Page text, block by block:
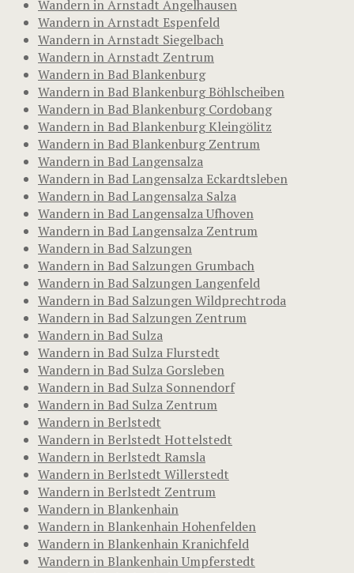
Wandern in Arnstadt Angelhausen
Wandern in Arnstadt Espenfeld
Wandern in Arnstadt Siegelbach
Wandern in Arnstadt Zentrum
Wandern in Bad Blankenburg
Wandern in Bad Blankenburg Böhlscheiben
Wandern in Bad Blankenburg Cordobang
Wandern in Bad Blankenburg Kleingölitz
Wandern in Bad Blankenburg Zentrum
Wandern in Bad Langensalza
Wandern in Bad Langensalza Eckardtsleben
Wandern in Bad Langensalza Salza
Wandern in Bad Langensalza Ufhoven
Wandern in Bad Langensalza Zentrum
Wandern in Bad Salzungen
Wandern in Bad Salzungen Grumbach
Wandern in Bad Salzungen Langenfeld
Wandern in Bad Salzungen Wildprechtroda
Wandern in Bad Salzungen Zentrum
Wandern in Bad Sulza
Wandern in Bad Sulza Flurstedt
Wandern in Bad Sulza Gorsleben
Wandern in Bad Sulza Sonnendorf
Wandern in Bad Sulza Zentrum
Wandern in Berlstedt
Wandern in Berlstedt Hottelstedt
Wandern in Berlstedt Ramsla
Wandern in Berlstedt Willerstedt
Wandern in Berlstedt Zentrum
Wandern in Blankenhain
Wandern in Blankenhain Hohenfelden
Wandern in Blankenhain Kranichfeld
Wandern in Blankenhain Umpferstedt